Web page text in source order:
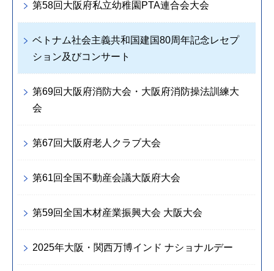
第58回大阪府私立幼稚園PTA連合会大会
ベトナム社会主義共和国建国80周年記念レセプ
ション及びコンサート
第69回大阪府消防大会・大阪府消防操法訓練大
会
第67回大阪府老人クラブ大会
第61回全国不動産会議大阪府大会
第59回全国木材産業振興大会 大阪大会
2025年大阪・関西万博インド ナショナルデー